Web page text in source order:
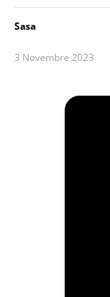
Sasa
3 Novembre 2023